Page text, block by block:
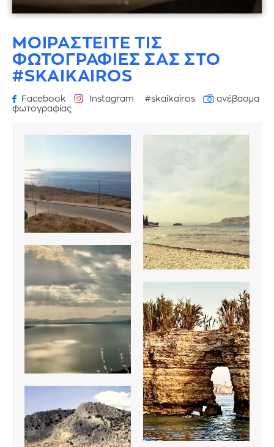
ΜΟΙΡΑΣΤΕΙΤΕ ΤΙΣ
ΦΩΤΟΓΡΑΦΙΕΣ ΣΑΣ ΣΤΟ
#SKAIKAIROS
Facebook Instagram #skaikairos
ανέβασμα
φωτογραφίας